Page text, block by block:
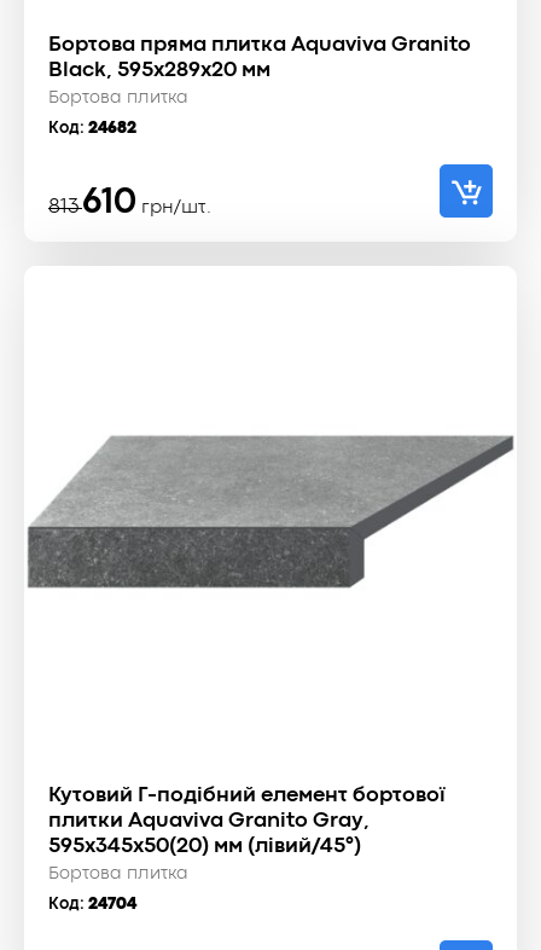
Бортова пряма плитка Aquaviva Granito
Black, 595x289x20 мм
Бортова плитка
Код: 24682
813
Оригінальна
813 ₴.
610
Поточна
610 ₴.
грн/шт.
Кутовий Г-подібний елемент бортової
плитки Aquaviva Granito Gray,
595x345x50(20) мм (лівий/45°)
Бортова плитка
Код: 24704